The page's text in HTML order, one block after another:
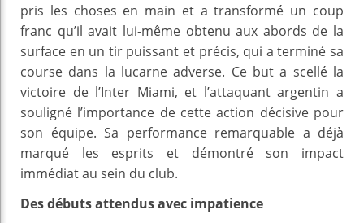
pris les choses en main et a transformé un coup
franc qu’il avait lui-même obtenu aux abords de la
surface en un tir puissant et précis, qui a terminé sa
course dans la lucarne adverse. Ce but a scellé la
victoire de l’Inter Miami, et l’attaquant argentin a
souligné l’importance de cette action décisive pour
son équipe. Sa performance remarquable a déjà
marqué les esprits et démontré son impact
immédiat au sein du club.
Des débuts attendus avec impatience